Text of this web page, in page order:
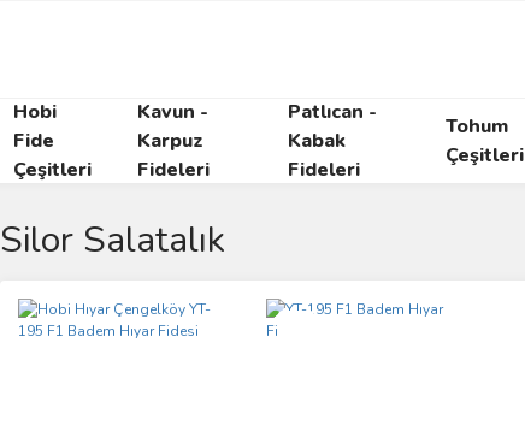
Hobi
Fide
Çeşitleri
Kavun -
Karpuz
Fideleri
Patlıcan -
Kabak
Fideleri
Tohum
Çeşitleri
Silor Salatalık